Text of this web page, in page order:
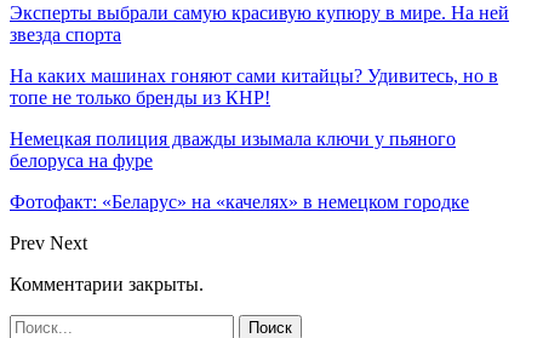
Эксперты выбрали самую красивую купюру в мире. На ней
звезда спорта
На каких машинах гоняют сами китайцы? Удивитесь, но в
топе не только бренды из КНР!
Немецкая полиция дважды изымала ключи у пьяного
белоруса на фуре
Фотофакт: «Беларус» на «качелях» в немецком городке
Prev Next
Комментарии закрыты.